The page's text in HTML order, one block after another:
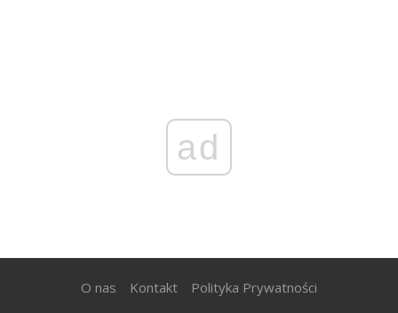
ad
O nas Kontakt Polityka Prywatności